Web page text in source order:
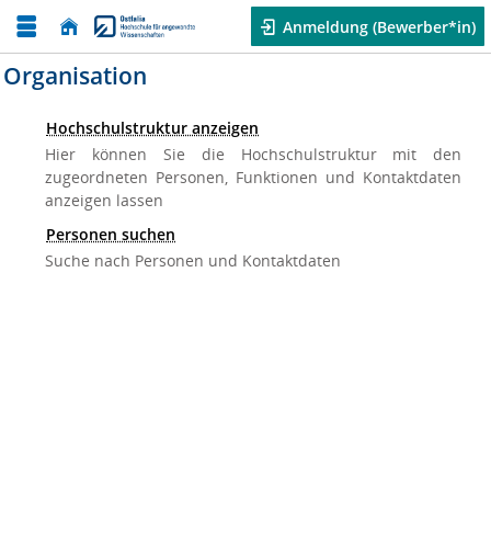
Anmeldung (Bewerber*in)
Organisation
Hochschulstruktur anzeigen
Hier können Sie die Hochschulstruktur mit den
zugeordneten Personen, Funktionen und Kontaktdaten
anzeigen lassen
Personen suchen
Suche nach Personen und Kontaktdaten